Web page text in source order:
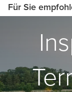
Für Sie